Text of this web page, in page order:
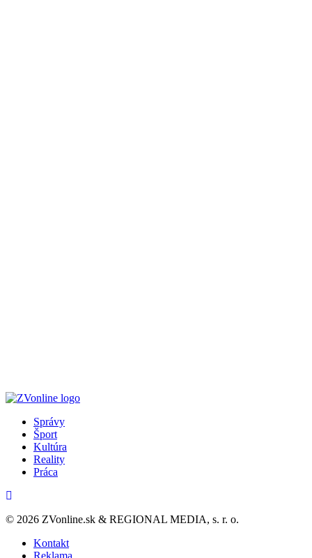
Správy
Šport
Kultúra
Reality
Práca
© 2026 ZVonline.sk & REGIONAL MEDIA, s. r. o.
Kontakt
Reklama